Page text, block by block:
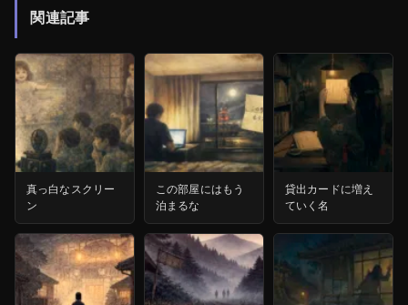
関連記事
真っ白なスクリー
ン
この部屋にはもう
泊まるな
貸出カードに増え
ていく名